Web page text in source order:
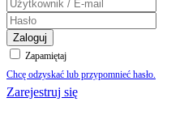
Zaloguj
Zapamiętaj
Chcę odzyskać lub przypomnieć hasło.
Zarejestruj się